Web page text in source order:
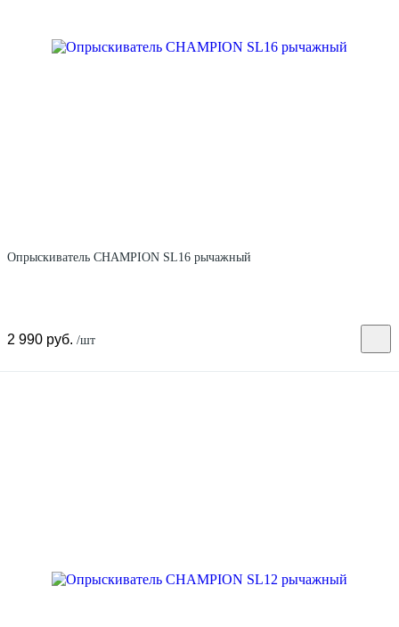
Опрыскиватель CHAMPION SL16 рычажный
2 990 руб. /шт